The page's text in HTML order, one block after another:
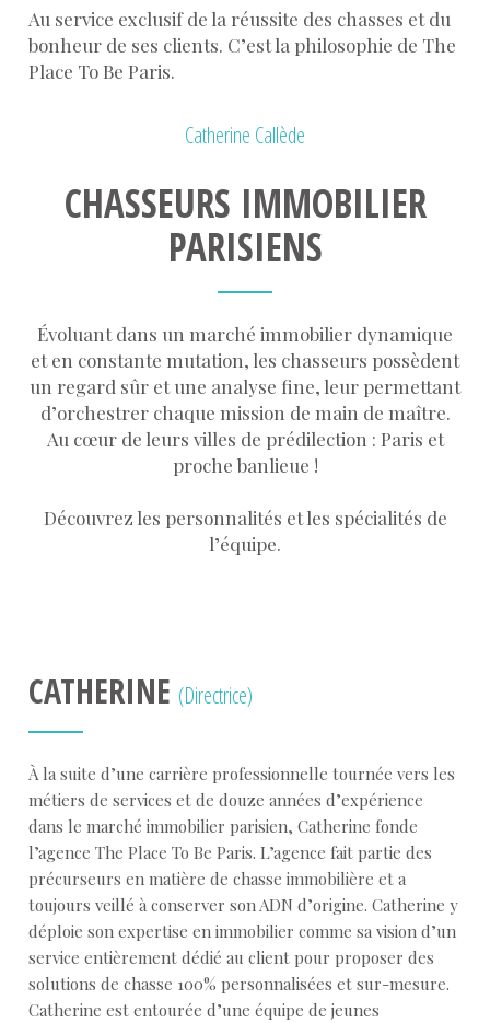
Au service exclusif de la réussite des chasses et du
bonheur de ses clients. C’est la philosophie de The
Place To Be Paris.
Catherine Callède
CHASSEURS IMMOBILIER
PARISIENS
Évoluant dans un marché immobilier dynamique
et en constante mutation, les chasseurs possèdent
un regard sûr et une analyse fine, leur permettant
d’orchestrer chaque mission de main de maître.
Au cœur de leurs villes de prédilection : Paris et
proche banlieue !
Découvrez les personnalités et les spécialités de
l’équipe.
CATHERINE (Directrice)
À la suite d’une carrière professionnelle tournée vers les
métiers de services et de douze années d’expérience
dans le marché immobilier parisien, Catherine fonde
l’agence The Place To Be Paris. L’agence fait partie des
précurseurs en matière de chasse immobilière et a
toujours veillé à conserver son ADN d’origine. Catherine y
déploie son expertise en immobilier comme sa vision d’un
service entièrement dédié au client pour proposer des
solutions de chasse 100% personnalisées et sur-mesure.
Catherine est entourée d’une équipe de jeunes